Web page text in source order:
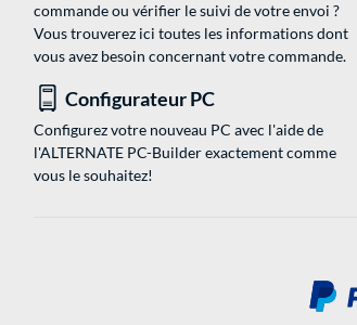
commande ou vérifier le suivi de votre envoi ?
Vous trouverez ici toutes les informations dont
vous avez besoin concernant votre commande.
Configurateur PC
Configurez votre nouveau PC avec l'aide de
l'ALTERNATE PC-Builder exactement comme
vous le souhaitez!